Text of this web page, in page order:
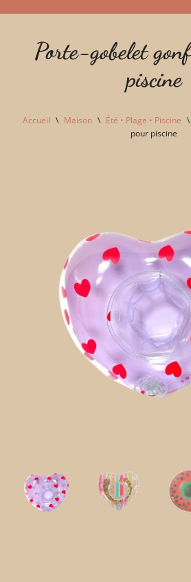
Porte-gobelet
piscine
Accueil \ Maison \ Été • Plage • Piscine \
pour piscine